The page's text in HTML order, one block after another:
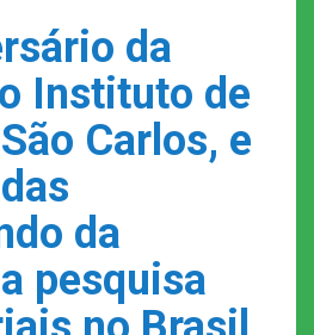
da
Instituto de
Carlos, e
da
pesquisa